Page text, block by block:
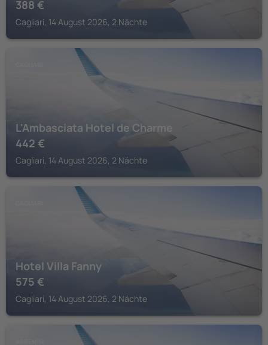
388 €
Cagliari, 14 August 2026, 2 Nächte
L'Ambasciata Hotel de Charme
442 €
Cagliari, 14 August 2026, 2 Nächte
Hotel Villa Fanny
575 €
Cagliari, 14 August 2026, 2 Nächte